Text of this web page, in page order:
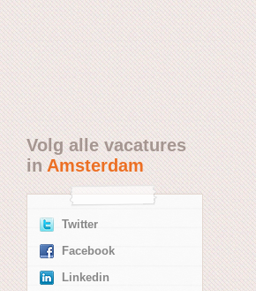
Volg alle vacatures
in Amsterdam
Twitter
Facebook
Linkedin